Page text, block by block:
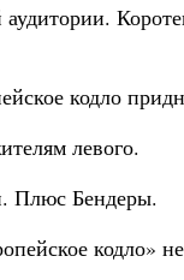
кодло
левого.
Плюс Бендеры.
кодло»